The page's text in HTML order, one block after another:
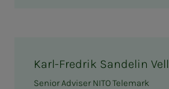
Karl-Fredrik Sandelin
Senior Adviser NITO Telemark